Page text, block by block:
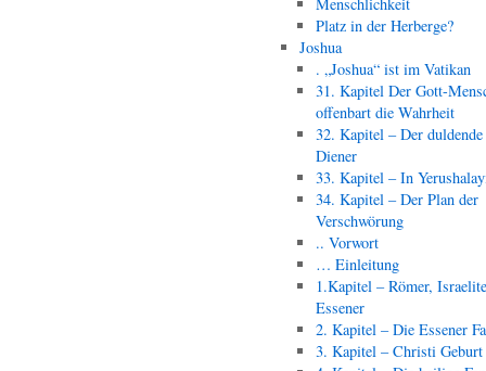
Platz in der Herberge?
Joshua
. „Joshua“ ist im Vatikan
31. Kapitel Der Gott-
offenbart die Wahrheit
32. Kapitel – Der duldende
Diener
33. Kapitel – In
34. Kapitel – Der Plan der
Verschwörung
.. Vorwort
… Einleitung
1.Kapitel – Römer,
Essener
2. Kapitel – Die Essener
3. Kapitel – Christi Geburt